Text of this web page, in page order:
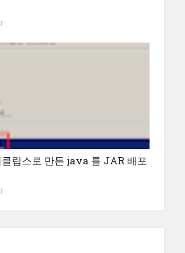
립스로 만든 java 를 JAR 배포